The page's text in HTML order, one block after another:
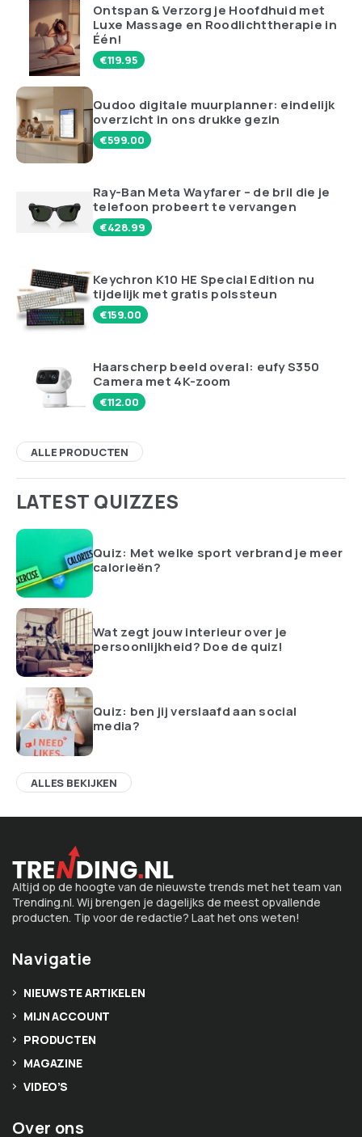
Ontspan & Verzorg je Hoofdhuid met
Luxe Massage en Roodlichttherapie in
Één!
€119.95
Qudoo digitale muurplanner: eindelijk
overzicht in ons drukke gezin
€599.00
Ray-Ban Meta Wayfarer – de bril die je
telefoon probeert te vervangen
€428.99
Keychron K10 HE Special Edition nu
tijdelijk met gratis polssteun
€159.00
Haarscherp beeld overal: eufy S350
Camera met 4K-zoom
€112.00
ALLE PRODUCTEN
LATEST QUIZZES
Quiz: Met welke sport verbrand je meer
calorieën?
Wat zegt jouw interieur over je
persoonlijkheid? Doe de quiz!
Quiz: ben jij verslaafd aan social
media?
ALLES BEKIJKEN
Altijd op de hoogte van de nieuwste trends met het team van
Trending.nl. Wij brengen je dagelijks de meest opvallende
producten. Tip voor de redactie? Laat het ons weten!
Navigatie
NIEUWSTE ARTIKELEN
MIJN ACCOUNT
PRODUCTEN
MAGAZINE
VIDEO’S
Over ons